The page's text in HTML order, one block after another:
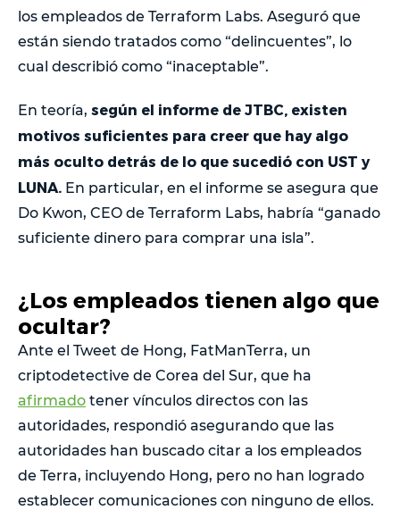
los empleados de Terraform Labs. Aseguró que
están siendo tratados como “delincuentes”, lo
cual describió como “inaceptable”.
En teoría, según el informe de JTBC, existen
motivos suficientes para creer que hay algo
más oculto detrás de lo que sucedió con UST y
LUNA. En particular, en el informe se asegura que
Do Kwon, CEO de Terraform Labs, habría “ganado
suficiente dinero para comprar una isla”.
¿Los empleados tienen algo que
ocultar?
Ante el Tweet de Hong, FatManTerra, un
criptodetective de Corea del Sur, que ha
afirmado tener vínculos directos con las
autoridades, respondió asegurando que las
autoridades han buscado citar a los empleados
de Terra, incluyendo Hong, pero no han logrado
establecer comunicaciones con ninguno de ellos.